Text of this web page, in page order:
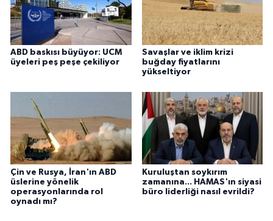
ABD baskısı büyüyor: UCM
üyeleri peş peşe çekiliyor
Savaşlar ve iklim krizi
buğday fiyatlarını
yükseltiyor
Çin ve Rusya, İran'ın ABD
üslerine yönelik
operasyonlarında rol
oynadı mı?
Kuruluştan soykırım
zamanına... HAMAS'ın siyasi
büro liderliği nasıl evrildi?